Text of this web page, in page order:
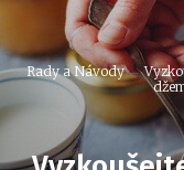
Rady a Návody